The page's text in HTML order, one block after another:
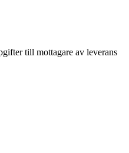
till mottagare av leverans